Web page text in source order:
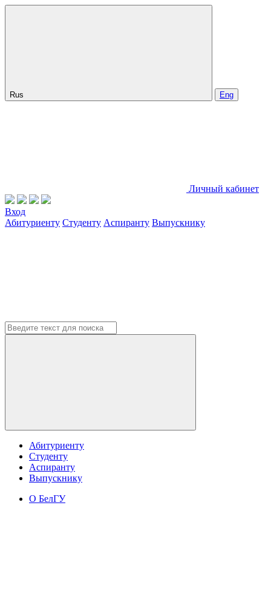
Rus Eng
Личный кабинет
Вход
Абитуриенту Студенту Аспиранту Выпускнику
Абитуриенту
Студенту
Аспиранту
Выпускнику
О БелГУ